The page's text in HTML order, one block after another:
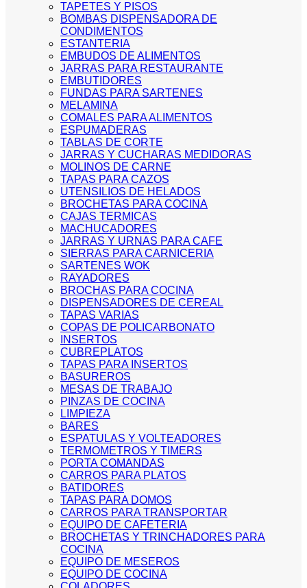
TAPETES Y PISOS
BOMBAS DISPENSADORA DE
CONDIMENTOS
ESTANTERIA
EMBUDOS DE ALIMENTOS
JARRAS PARA RESTAURANTE
EMBUTIDORES
FUNDAS PARA SARTENES
MELAMINA
COMALES PARA ALIMENTOS
ESPUMADERAS
TABLAS DE CORTE
JARRAS Y CUCHARAS MEDIDORAS
MOLINOS DE CARNE
TAPAS PARA CAZOS
UTENSILIOS DE HELADOS
BROCHETAS PARA COCINA
CAJAS TERMICAS
MACHUCADORES
JARRAS Y URNAS PARA CAFE
SIERRAS PARA CARNICERIA
SARTENES WOK
RAYADORES
BROCHAS PARA COCINA
DISPENSADORES DE CEREAL
TAPAS VARIAS
COPAS DE POLICARBONATO
INSERTOS
CUBREPLATOS
TAPAS PARA INSERTOS
BASUREROS
MESAS DE TRABAJO
PINZAS DE COCINA
LIMPIEZA
BARES
ESPATULAS Y VOLTEADORES
TERMOMETROS Y TIMERS
PORTA COMANDAS
CARROS PARA PLATOS
BATIDORES
TAPAS PARA DOMOS
CARROS PARA TRANSPORTAR
EQUIPO DE CAFETERIA
BROCHETAS Y TRINCHADORES PARA
COCINA
EQUIPO DE MESEROS
EQUIPO DE COCINA